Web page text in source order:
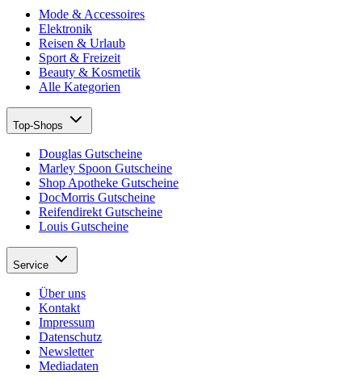
Mode & Accessoires
Elektronik
Reisen & Urlaub
Sport & Freizeit
Beauty & Kosmetik
Alle Kategorien
Top-Shops
Douglas Gutscheine
Marley Spoon Gutscheine
Shop Apotheke Gutscheine
DocMorris Gutscheine
Reifendirekt Gutscheine
Louis Gutscheine
Service
Über uns
Kontakt
Impressum
Datenschutz
Newsletter
Mediadaten